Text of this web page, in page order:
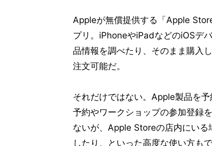
Appleが無償提供する「Apple
プリ。iPhoneやiPadなどのiOSデ
品情報を調べたり、そのまま購入
注文可能だ。
それだけではない。Apple製品を
予約やワークショップの参加登録
ないが、Apple Storeの店内にいる
したり、といった高度な使い方も